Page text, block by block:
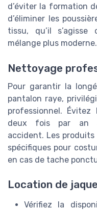
d’éviter la formation
d’éliminer les
tissu, qu’il
mélange plus moderne.
Nettoyage
Pour garantir la
pantalon raye,
professionnel.
deux fois par an
accident. Les
spécifiques pour
en cas de tache
Location de
Vérifiez la